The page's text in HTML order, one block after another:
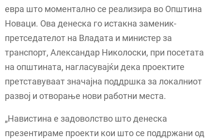
евра што моментално се реализира во Општина
Новаци. Ова денеска го истакна заменик-
претседателот на Владата и министер за
транспорт, Александар Николоски, при посетата
на општината, нагласувајќи дека проектите
претставуваат значајна поддршка за локалниот
развој и отворање нови работни места.
„Навистина е задоволство што денеска
презентираме проекти кои што се поддржани од